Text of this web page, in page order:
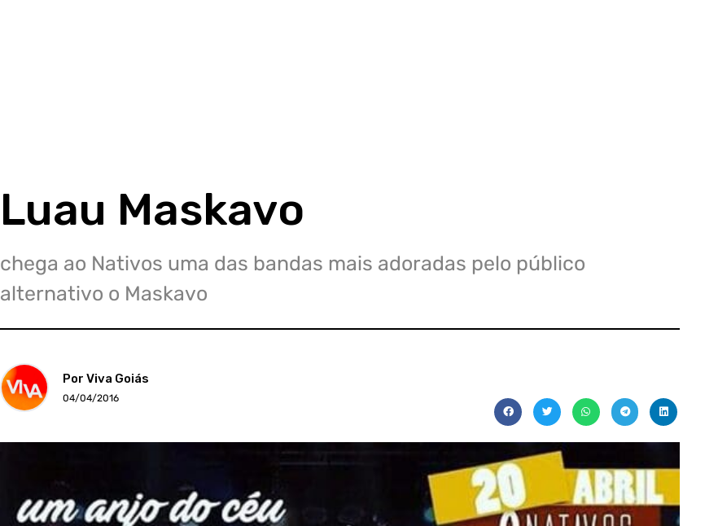
Luau Maskavo
chega ao Nativos uma das bandas mais adoradas pelo público
alternativo o Maskavo
Por Viva Goiás
04/04/2016